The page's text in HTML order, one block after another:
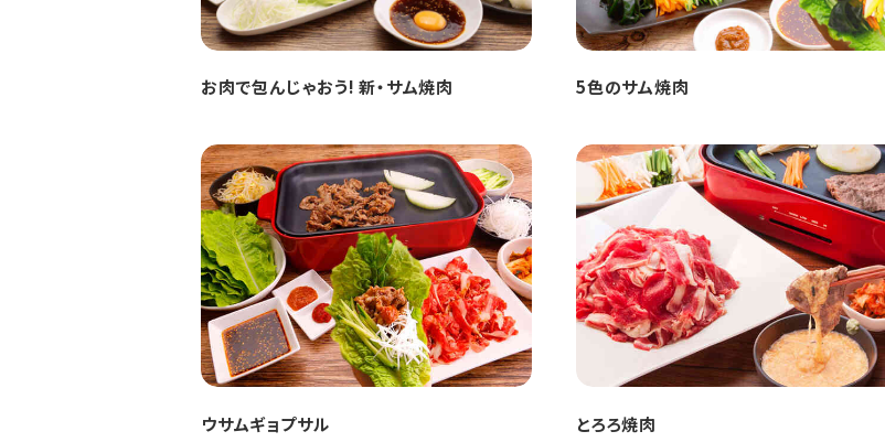
お肉で包んじゃおう! 新・サム焼肉 5色のサム焼肉
ウサムギョプサル とろろ焼肉